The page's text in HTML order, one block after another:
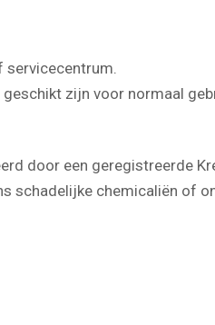
servicecentrum.
zijn voor normaal
door een geregistreerde
schadelijke chemicaliën of